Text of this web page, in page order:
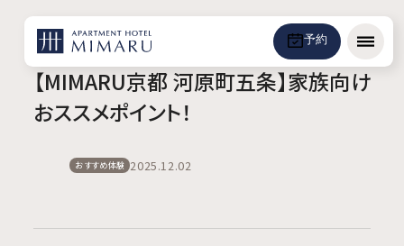
メニュ
予約
【MIMARU京都 河原町五条】家族向け
おススメポイント！
おすすめ体験 2025.12.02